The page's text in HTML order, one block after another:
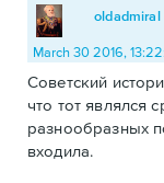
oldadmiral
March 30 2016,
Советский
что тот являлся
разнообразных
входила.